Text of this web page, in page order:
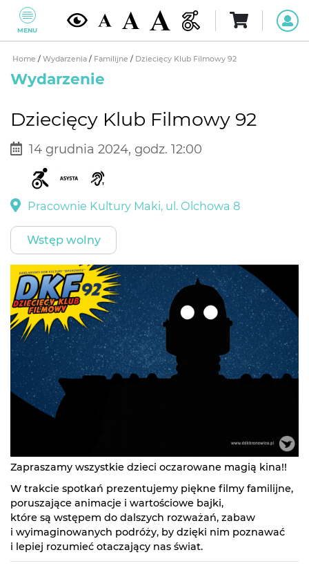
MENU
Home / Wydarzenia / Familijne / Dziecięcy Klub Filmowy 92
Wydarzenie
Dziecięcy Klub Filmowy 92
14 grudnia 2024, godz. 12:00
Pracownie Kultury Maki, ul. Olchowa 8
Wstęp wolny
Zapraszamy wszystkie dzieci oczarowane magią kina!!
W trakcie spotkań prezentujemy piękne filmy familijne,
poruszające animacje i wartościowe bajki,
które są wstępem do dalszych rozważań, zabaw
i wyimaginowanych podróży, by dzięki nim poznawać
i lepiej rozumieć otaczający nas świat.